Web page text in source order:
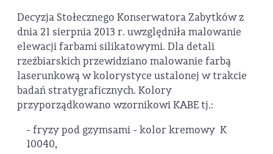
Decyzja Stołecznego Konserwatora Zabytków z
dnia 21 sierpnia 2013 r. uwzględniła malowanie
elewacji farbami silikatowymi. Dla detali
rzeźbiarskich przewidziano malowanie farbą
laserunkową w kolorystyce ustalonej w trakcie
badań stratygraficznych. Kolory
przyporządkowano wzornikowi KABE tj.:
- fryzy pod gzymsami - kolor kremowy K
10040,